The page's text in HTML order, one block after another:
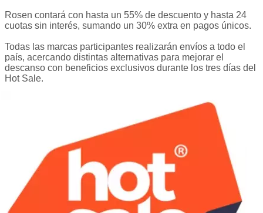
Rosen contará con hasta un 55% de descuento y hasta 24
cuotas sin interés, sumando un 30% extra en pagos únicos.
Todas las marcas participantes realizarán envíos a todo el
país, acercando distintas alternativas para mejorar el
descanso con beneficios exclusivos durante los tres días del
Hot Sale.